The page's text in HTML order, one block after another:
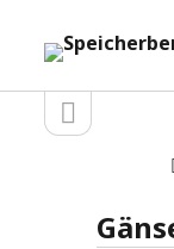
Seitenleiste
Seitenleiste
öffnen